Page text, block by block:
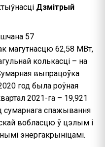
Дзмітрый
57
магутнасцю 62,58 МВт,
колькасці – на
выпрацоўка
год была роўная
2021-га – 19,921
сумарнага спажывання
вобласцю ў цэлым і
энергакрыніцамі.